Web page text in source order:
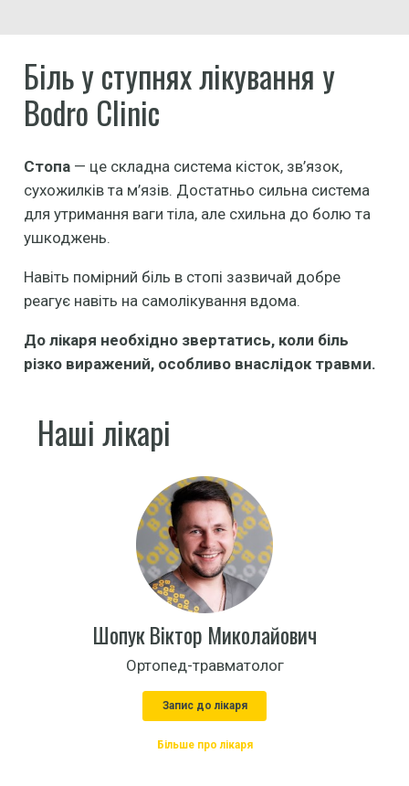
Біль у ступнях лікування у
Bodro Clinic
Стопа— це складна система кісток, зв’язок,
сухожилків та м’язів. Достатньо сильна система
для утримання ваги тіла, але схильна до болю та
ушкоджень.
Навіть помірний біль в стопі зазвичай добре
реагує навіть на самолікування вдома.
До лікаря необхідно звертатись, коли біль
різко виражений, особливо внаслідок травми.
Наші лікарі
Шопук Віктор Миколайович
Ортопед-травматолог
Запис до лікаря
Більше про лікаря